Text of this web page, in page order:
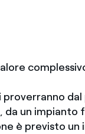
da un
è previsto